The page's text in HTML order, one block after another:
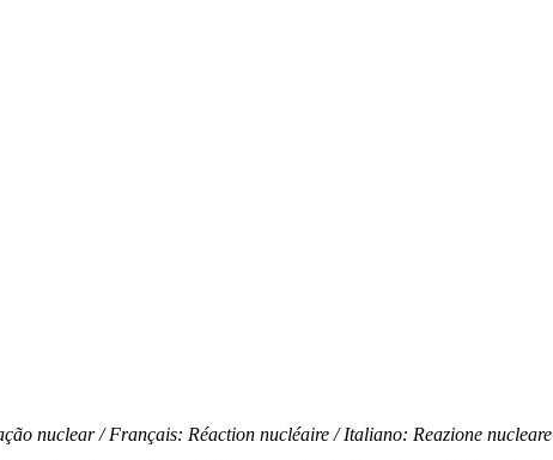
nuclear / Français: Réaction nucléaire / Italiano: Reazione nucleare